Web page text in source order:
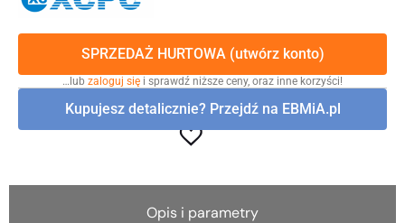
SPRZEDAŻ HURTOWA (utwórz konto)
…lub zaloguj się i sprawdź niższe ceny, oraz inne korzyści!
Kupujesz detalicznie? Przejdź na EBMiA.pl
Opis i parametry